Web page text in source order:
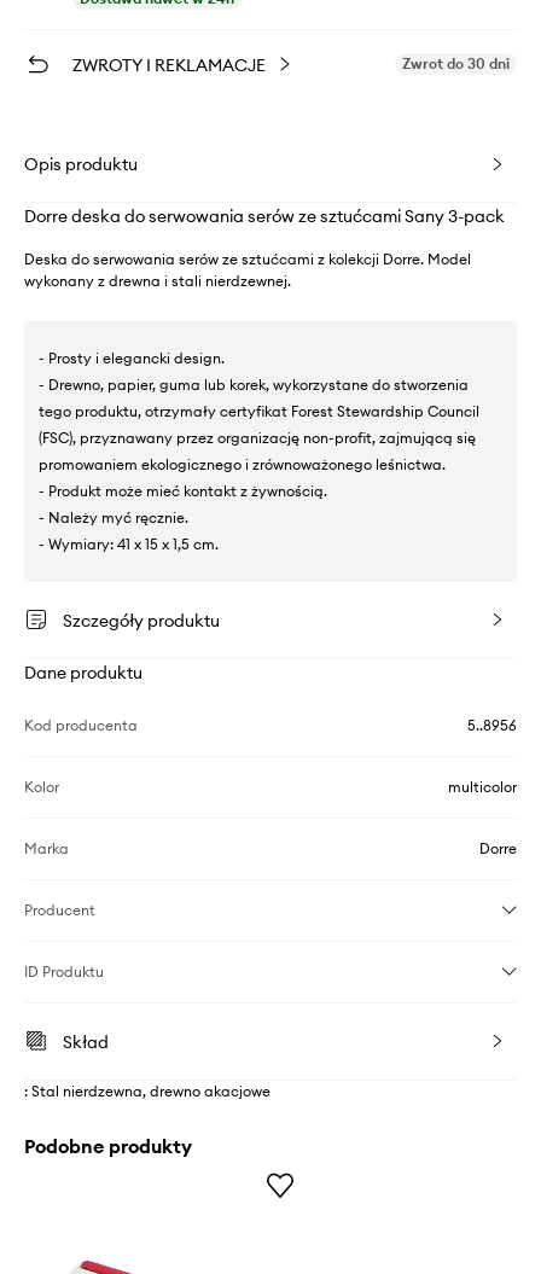
ZWROTY I REKLAMACJE Zwrot do 30 dni
Opis produktu
Dorre deska do serwowania serów ze sztućcami Sany 3-pack
Deska do serwowania serów ze sztućcami z kolekcji Dorre. Model
wykonany z drewna i stali nierdzewnej.
- Prosty i elegancki design.
- Drewno, papier, guma lub korek, wykorzystane do stworzenia
tego produktu, otrzymały certyfikat Forest Stewardship Council
(FSC), przyznawany przez organizację non-profit, zajmującą się
promowaniem ekologicznego i zrównoważonego leśnictwa.
- Produkt może mieć kontakt z żywnością.
- Należy myć ręcznie.
- Wymiary: 41 x 15 x 1,5 cm.
Szczegóły produktu
Dane produktu
Kod producenta 5..8956
Kolor multicolor
Marka Dorre
Producent
ID Produktu
Skład
: Stal nierdzewna, drewno akacjowe
Podobne produkty